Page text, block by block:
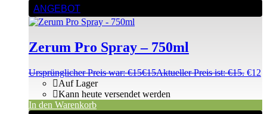
ANGEBOT
Zerum Pro Spray – 750ml
Ursprünglicher Preis war: €15€15Aktueller Preis ist: €15. €12
Auf Lager
Kann heute versendet werden
In den Warenkorb